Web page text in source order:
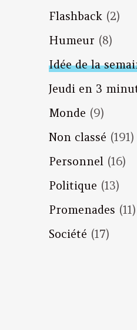
Flashback (2)
Humeur (8)
Idée de la
Jeudi en 3
Monde (9)
Non classé (191)
Personnel (16)
Politique (13)
Promenades (11)
Société (17)